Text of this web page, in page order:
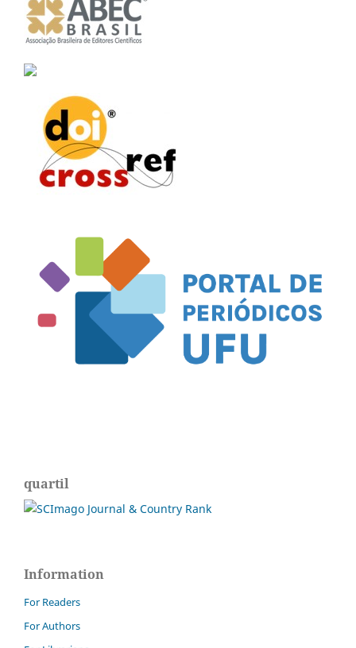
quartil
Information
For Readers
For Authors